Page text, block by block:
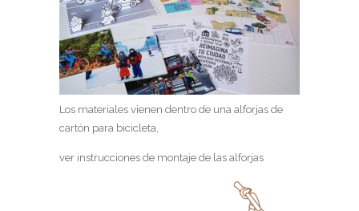
Los materiales vienen dentro de una alforjas de
cartón para bicicleta,
ver instrucciones de montaje de las alforjas